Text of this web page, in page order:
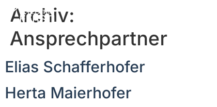
Archiv:
Ansprechpartner
Elias Schafferhofer
Herta Maierhofer